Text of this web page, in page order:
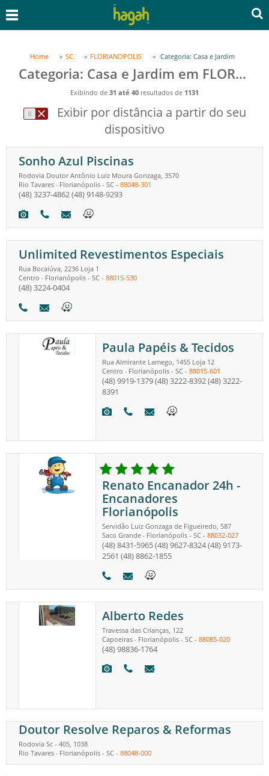
Home SC FLORIANOPOLIS Categoria: Casa e Jardim
Categoria: Casa e Jardim em FLORIANOPOLIS, SC
Exibindo de 31 até 40 resultados de 1131
Exibir por distância a partir do seu
dispositivo
Sonho Azul Piscinas
Rodovia Doutor Antônio Luiz Moura Gonzaga, 3570
Rio Tavares - Florianópolis - SC - 88048-301
(48) 3237-4862(48) 9148-9293
Unlimited Revestimentos Especiais
Rua Bocaiúva, 2236 Loja 1
Centro - Florianópolis - SC - 88015-530
(48) 3224-0404
Paula Papéis & Tecidos
Rua Almirante Lamego, 1455 Loja 12
Centro - Florianópolis- SC- 88015-601
(48) 9919-1379(48) 3222-8392(48) 3222-
8391
Renato Encanador 24h -
Encanadores
Florianópolis
Servidão Luiz Gonzaga de Figueiredo, 587
Saco Grande - Florianópolis- SC- 88032-027
(48) 8431-5965(48) 9627-8324(48) 9173-
2561 (48) 8862-1855
Alberto Redes
Travessa das Crianças, 122
Capoeiras - Florianópolis- SC- 88085-020
(48) 98836-1764
Doutor Resolve Reparos & Reformas
Rodovia Sc - 405, 1038
Rio Tavares - Florianópolis - SC - 88048-000